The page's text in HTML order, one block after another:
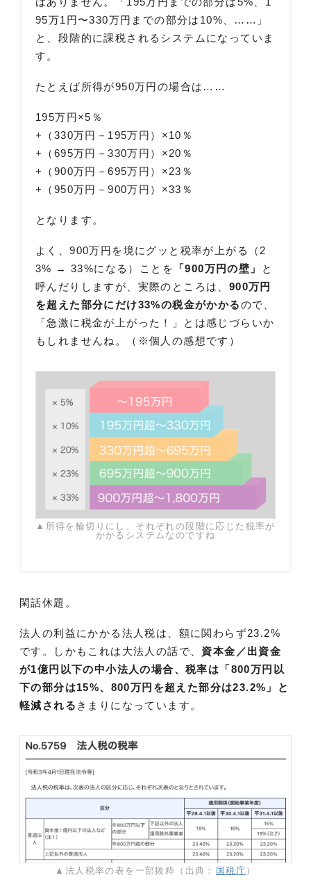
95万1円〜330万円までの部分は10%、……」
と、段階的に課税されるシステムになっていま
す。
たとえば所得が950万円の場合は……
195万円×5％
+（330万円－195万円）×10％
+（695万円－330万円）×20％
+（900万円－695万円）×23％
+（950万円－900万円）×33％
となります。
よく、900万円を境にグッと税率が上がる（2
3% → 33%になる）ことを
「900万円の壁」
と
呼んだりしますが、実際のところは、 900万円
を超えた部分にだけ33%の税金がかかるので、
「急激に税金が上がった！」とは感じづらいか
もしれませんね。（※個人の感想です）
▲所得を輪切りにし、それぞれの段階に応じた税率が
かかるシステムなのですね
閑話休題。
法人の利益にかかる法人税は、額に関わらず23.2%
です。しかもこれは大法人の話で、 資本金／出資金
が1億円以下の中小法人の場合、税率は「800万円以
下の部分は15%、800万円を超えた部分は23.2%」と
軽減される きまりになっています。
▲法人税率の表を一部抜粋（出典： 国税庁 ）